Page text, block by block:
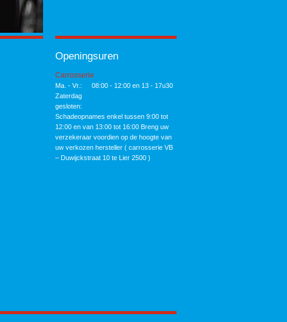
Openingsuren
Carrosserie
Ma. - Vr.:
08:00 - 12:00 en 13 - 17u30
Zaterdag
gesloten:
Schadeopnames enkel tussen 9:00 tot
12:00 en van 13:00 tot 16:00 Breng uw
verzekeraar voordien op de hoogte van
uw verkozen hersteller ( carrosserie VB
– Duwijckstraat 10 te Lier 2500 )